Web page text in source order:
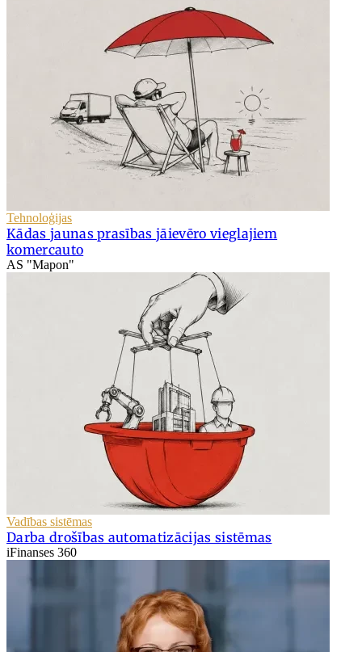
Tehnoloģijas
Kādas jaunas prasības jāievēro vieglajiem
komercauto
AS "Mapon"
Vadības sistēmas
Darba drošības automatizācijas sistēmas
iFinanses 360